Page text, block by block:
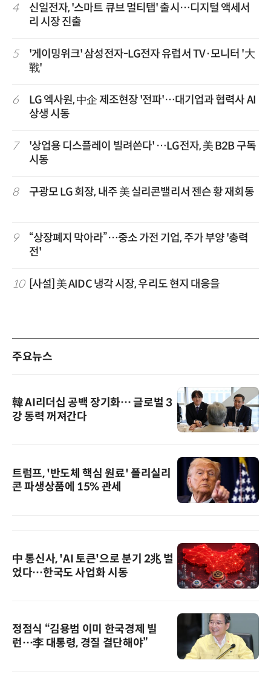
4
신일전자, '스마트 큐브 멀티탭' 출시…디지털 액세서
리 시장 진출
5
'게이밍위크' 삼성전자-LG전자 유럽서 TV·모니터 '大
戰'
6
LG 엑사원, 中企 제조현장 '전파'…대기업과 협력사 AI
상생 시동
7
'상업용 디스플레이 빌려쓴다' …LG전자, 美 B2B 구독
시동
8 구광모 LG 회장, 내주 美 실리콘밸리서 젠슨 황 재회동
9
“상장폐지 막아라”…중소 가전 기업, 주가 부양 '총력
전'
10 [사설] 美 AIDC 냉각 시장, 우리도 현지 대응을
주요뉴스
韓 AI리더십 공백 장기화… 글로벌 3
강 동력 꺼져간다
트럼프, '반도체 핵심 원료' 폴리실리
콘 파생상품에 15% 관세
中 통신사, 'AI 토큰'으로 분기 2兆 벌
었다…한국도 사업화 시동
정점식 “김용범 이미 한국경제 빌
런…李 대통령, 경질 결단해야”